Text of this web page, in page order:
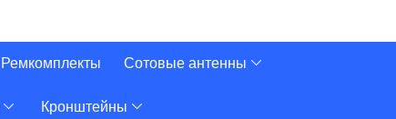
Ремкомплекты Сотовые антенны
Кронштейны